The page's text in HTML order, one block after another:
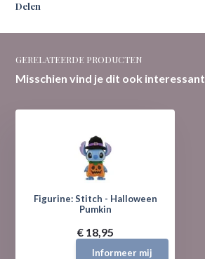
Delen
GERELATEERDE PRODUCTEN
Misschien vind je dit ook interessant
Figurine: Stitch - Halloween
Pumkin
€ 18,95
Informeer mij